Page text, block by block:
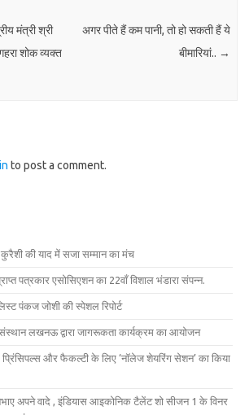
मंत्री श्री
शोक व्यक्त
अगर पीते हैं कम पानी, तो हो सकती हैं ये
बीमारियां.. →
to post a comment.
की याद में सजा सम्मान का मंच
पत्रकार एसोसिएशन का 22वाँ विशाल भंडारा संपन्न.
पंकज जोशी की स्पेशल रिपोर्ट
लखनऊ द्वारा जागरूकता कार्यक्रम का आयोजन
प्रिंसिपल्स और फैकल्टी के लिए ‘नॉलेज शेयरिंग सेशन’ का किया
अपने वादे , इंडियास आइकोनिक टैलेंट शो सीजन 1 के विनर